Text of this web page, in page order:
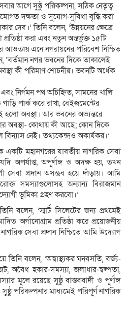
আগে সুষ্ঠু পরিকল্পনা, সঠিক নেতৃত্ব
দক্ষতা ও সুযোগ-সুবিধা বৃদ্ধি করা
দেব।’ তিনি বলেন, ‘উন্নয়নের ক্ষেত্রে
করা এবং নতুন অন্তর্ভুক্ত ১৫টি
আওতায় এনে নগরায়নের পরিবেশ নিশ্চিত
‘বর্তমান নগর ভবনের দিকে তাকালেই
কী পরিমাণ শোচনীয়। ভবনটি অর্ধেক
নির্গমন পথ অচিহ্নিত, সামনের খালি
গাড়ি পার্ক করে রাখা, বেইজমেন্টের
হলো অবস্থা। আর ভবনের অভ্যন্তরে
অবস্থা- কোথায় কী আছে; কোন দিকে
নেই। তথ্যকেন্দ্রও অকার্যকর।’
একটি মহানগরের যাবতীয় নাগরিক সেবা
অপর্যাপ্ত, অপূর্ণাঙ্গ ও অদক্ষ হয়, তখন
সেবা প্রদান অসম্ভব হয়ে দাঁড়ায়। আমি
সমস্যাগুলোসহ অন্যান্য বিরাজমান
ভূমিকা গ্রহণ করবো।’
বলেন, ‘স্মার্ট সিলেটের জন্য প্রথমেই
অর্গানোগ্রাম প্রতিষ্ঠা করে প্রয়োজনীয়
সেবা প্রদান নিশ্চিতে আমি উদ্যোগ
তিনি বলেন, ‘অস্বাস্থ্যকর ঘনবসতি, বর্জ্য-
অবৈধ হকার-সমস্যা, জলাধার-স্বল্পতা,
মূলে রয়েছে সুষ্ঠু বাস্তববাদী ও পূর্ণাঙ্গ
পরিকল্পনার মাধ্যমেই পরিপূর্ণ নাগরিক